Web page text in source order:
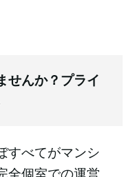
せんか？プライ
すべてがマンシ